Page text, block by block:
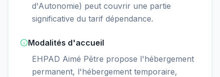
d'Autonomie) peut couvrir une partie
significative du tarif dépendance.
Modalités d'accueil
EHPAD Aimé Pêtre propose l'hébergement
permanent, l'hébergement temporaire,